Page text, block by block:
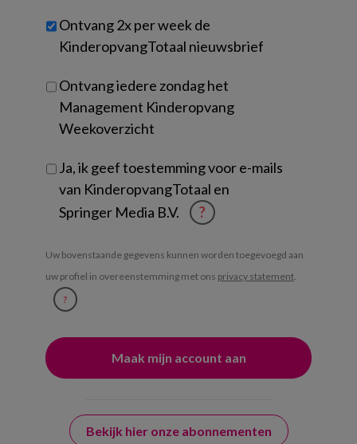
je?
Untitled
Ontvang 2x per week de
KinderopvangTotaal nieuwsbrief
Ontvang iedere zondag het
Management Kinderopvang
Weekoverzicht
Ja, ik geef toestemming voor e-mails
van KinderopvangTotaal en
Springer Media B.V.
?
Uw bovenstaande gegevens kunnen worden toegevoegd aan
uw profiel in overeenstemming met ons privacy statement.
?
Bekijk hier onze abonnementen